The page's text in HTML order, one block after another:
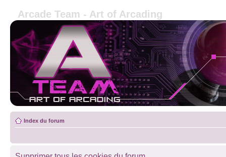
Arcade Team - Art of Arcading
Index du forum